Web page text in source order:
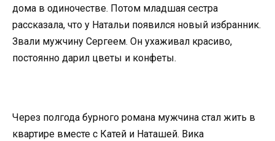
дома в одиночестве. Потом младшая сестра
рассказала, что у Натальи появился новый избранник.
Звали мужчину Сергеем. Он ухаживал красиво,
постоянно дарил цветы и конфеты.
Через полгода бурного романа мужчина стал жить в
квартире вместе с Катей и Наташей. Вика